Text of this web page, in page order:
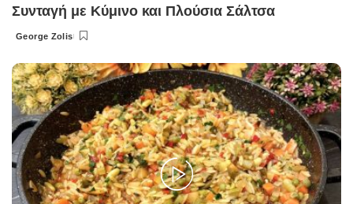
Συνταγή με Κύμινο και Πλούσια Σάλτσα
Posted
George Zolis